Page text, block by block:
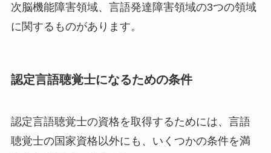
次脳機能障害領域、言語発達障害領域の3つの領域
に関するものがあります。
認定言語聴覚士になるための条件
認定言語聴覚士の資格を取得するためには、言語
聴覚士の国家資格以外にも、いくつかの条件を満